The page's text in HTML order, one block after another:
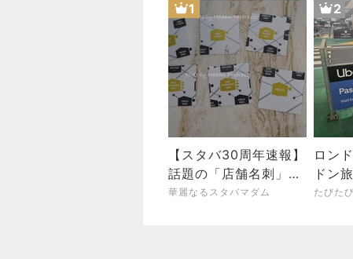
1
【スタバ30周年速報】
話題の「店舗名刺」は
全国でもらえる？銀座
華麗なるスタバマダム
2
ロン
ドン
たびた